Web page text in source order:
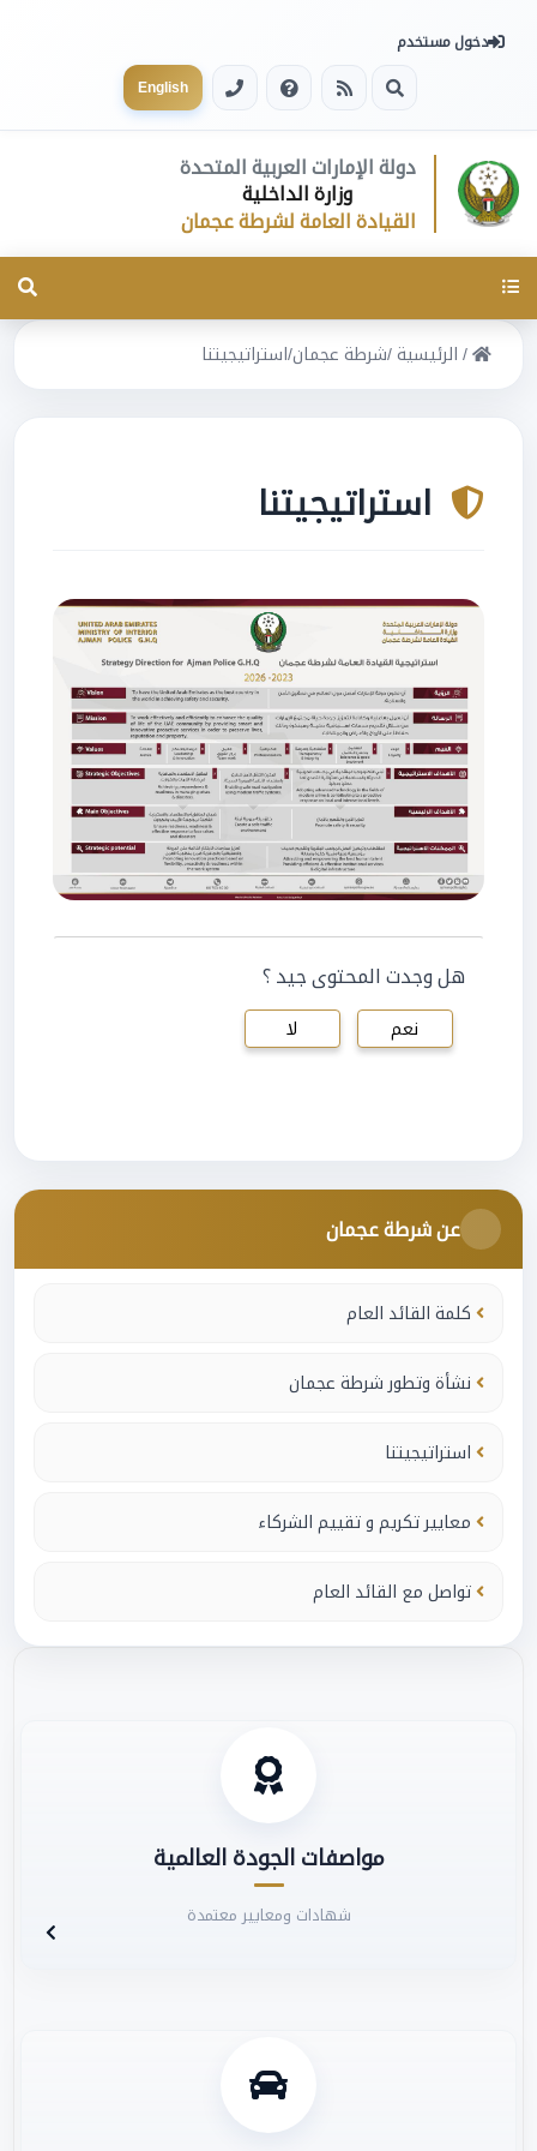
دخول مستخدم
English
دولة الإمارات العربية المتحدة
وزارة الداخلية
القيادة العامة لشرطة عجمان
Toggle
/ الرئيسية /شرطة عجمان/استراتيجيتنا
استراتيجيتنا
هل وجدت المحتوى جيد ؟
نعم لا
عن شرطة عجمان
كلمة القائد العام
نشأة وتطور شرطة عجمان
استراتيجيتنا
معايير تكريم و تقييم الشركاء
تواصل مع القائد العام
مواصفات الجودة العالمية
شهادات ومعايير معتمدة